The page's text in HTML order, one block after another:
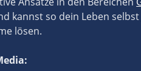
kannst so dein Leben
lösen.